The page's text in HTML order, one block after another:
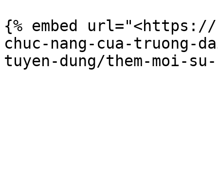
{% embed
chuc-nang-cua-truong-